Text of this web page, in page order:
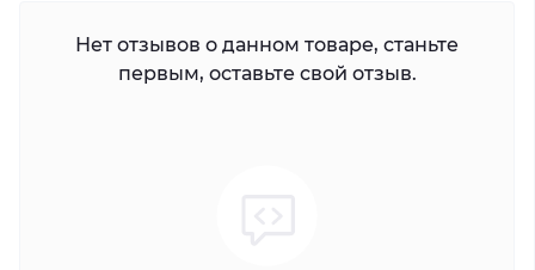
Нет отзывов о данном товаре, станьте
первым, оставьте свой отзыв.